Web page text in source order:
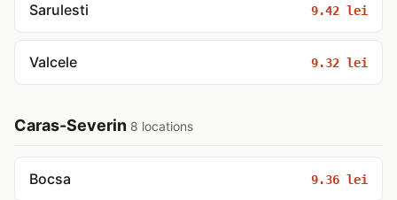
Sarulesti 9.42 lei
Valcele 9.32 lei
Caras-Severin 8 locations
Bocsa 9.36 lei